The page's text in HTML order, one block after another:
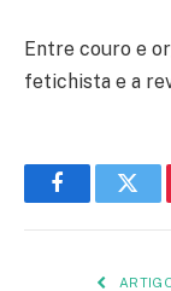
Entre couro e
fetichista e a
Facebook